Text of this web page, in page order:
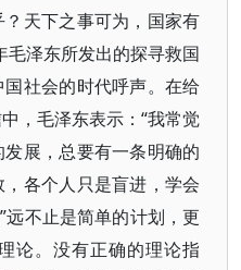
天下之事可为，国家有
毛泽东所发出的探寻救国
社会的时代呼声。在给
，毛泽东表示：“我常觉
展，总要有一条明确的
各个人只是盲进，学会
远不止是简单的计划，更
论。没有正确的理论指